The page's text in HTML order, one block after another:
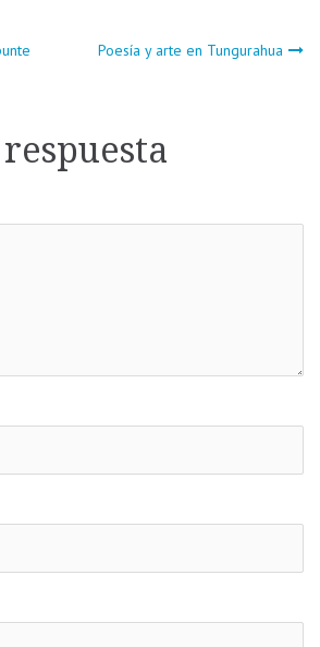
Poesía y arte en Tungurahua